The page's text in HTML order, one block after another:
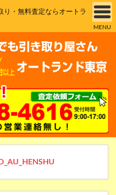
り・無料査定ならオートラ
MENU